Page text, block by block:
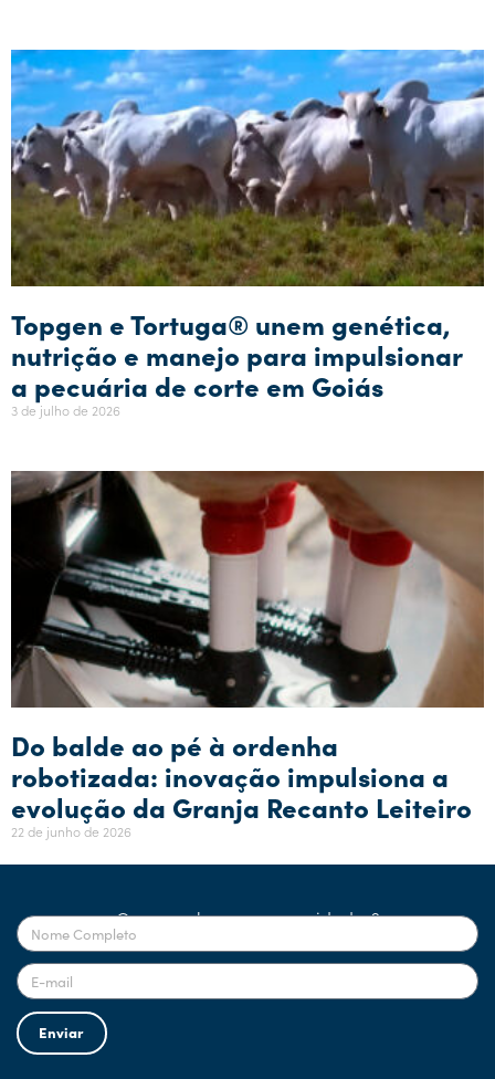
Topgen e Tortuga® unem genética,
nutrição e manejo para impulsionar
a pecuária de corte em Goiás
3 de julho de 2026
Do balde ao pé à ordenha
robotizada: inovação impulsiona a
evolução da Granja Recanto Leiteiro
22 de junho de 2026
Quer receber nossas novidades?
Enviar